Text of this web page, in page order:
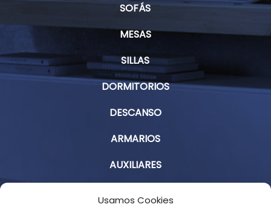
Usamos Cookies
SOFÁS
MESAS
SILLAS
DORMITORIOS
DESCANSO
ARMARIOS
AUXILIARES
Aviso Legal